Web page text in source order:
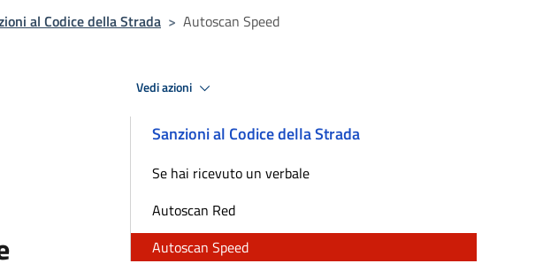
al Codice della Strada > Autoscan Speed
Vedi azioni
Sanzioni al Codice della Strada
Se hai ricevuto un verbale
Autoscan Red
Autoscan Speed